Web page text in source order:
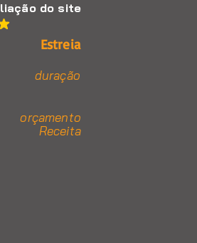
é 5 de 5
do site
Estreia
orçamento
Receita
duração